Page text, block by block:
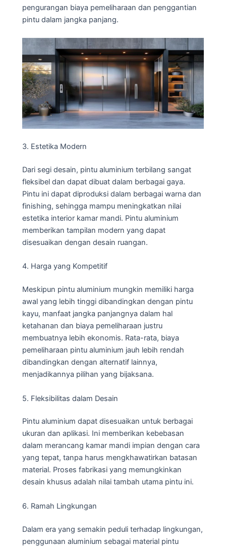
pengurangan biaya pemeliharaan dan penggantian
pintu dalam jangka panjang.
3. Estetika Modern
Dari segi desain, pintu aluminium terbilang sangat
fleksibel dan dapat dibuat dalam berbagai gaya.
Pintu ini dapat diproduksi dalam berbagai warna dan
finishing, sehingga mampu meningkatkan nilai
estetika interior kamar mandi. Pintu aluminium
memberikan tampilan modern yang dapat
disesuaikan dengan desain ruangan.
4. Harga yang Kompetitif
Meskipun pintu aluminium mungkin memiliki harga
awal yang lebih tinggi dibandingkan dengan pintu
kayu, manfaat jangka panjangnya dalam hal
ketahanan dan biaya pemeliharaan justru
membuatnya lebih ekonomis. Rata-rata, biaya
pemeliharaan pintu aluminium jauh lebih rendah
dibandingkan dengan alternatif lainnya,
menjadikannya pilihan yang bijaksana.
5. Fleksibilitas dalam Desain
Pintu aluminium dapat disesuaikan untuk berbagai
ukuran dan aplikasi. Ini memberikan kebebasan
dalam merancang kamar mandi impian dengan cara
yang tepat, tanpa harus mengkhawatirkan batasan
material. Proses fabrikasi yang memungkinkan
desain khusus adalah nilai tambah utama pintu ini.
6. Ramah Lingkungan
Dalam era yang semakin peduli terhadap lingkungan,
penggunaan aluminium sebagai material pintu